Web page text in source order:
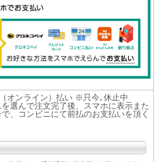
オンライン）払い ※只今､休止中
選んで注文完了後、スマホに表示また
、コンビニにて前払のお支払いを頂く